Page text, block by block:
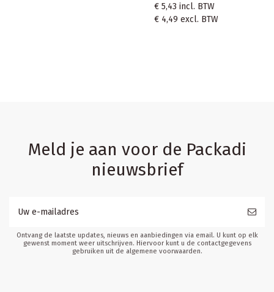
€ 5,43 incl. BTW
€ 4,49 excl. BTW
Meld je aan voor de Packadi
nieuwsbrief
Ontvang de laatste updates, nieuws en aanbiedingen via email. U kunt op elk
gewenst moment weer uitschrijven. Hiervoor kunt u de contactgegevens
gebruiken uit de algemene voorwaarden.